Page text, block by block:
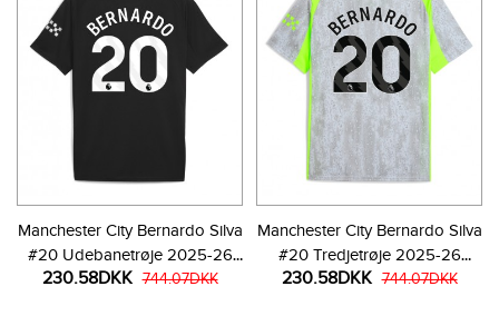
Manchester City Bernardo Silva
#20 Udebanetrøje 2025-26
Kortærmet
230.58DKK 744.07DKK
Manchester City Bernardo Silva
#20 Tredjetrøje 2025-26
Kortærmet
230.58DKK 744.07DKK